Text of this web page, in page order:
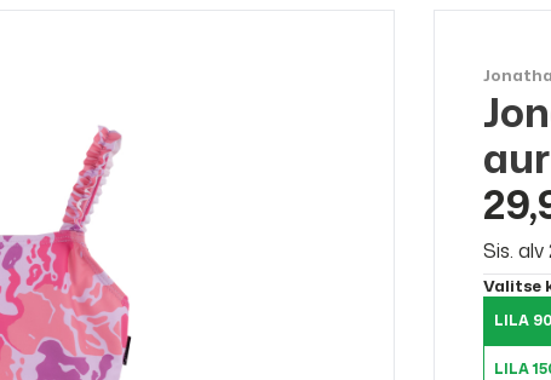
Sis. alv
Valitse
LILA 90
LILA